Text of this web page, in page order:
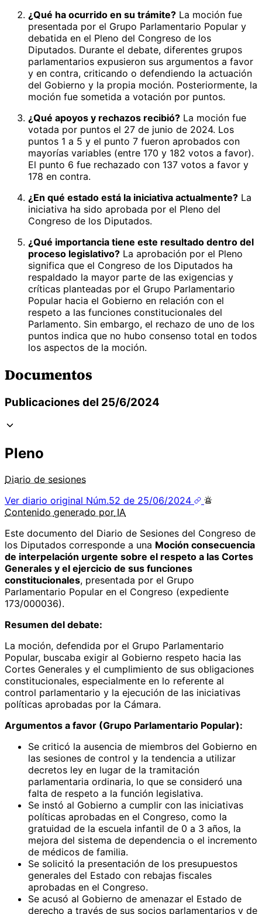
¿Qué ha ocurrido en su trámite? La moción fue
presentada por el Grupo Parlamentario Popular y
debatida en el Pleno del Congreso de los
Diputados. Durante el debate, diferentes grupos
parlamentarios expusieron sus argumentos a favor
y en contra, criticando o defendiendo la actuación
del Gobierno y la propia moción. Posteriormente, la
moción fue sometida a votación por puntos.
¿Qué apoyos y rechazos recibió? La moción fue
votada por puntos el 27 de junio de 2024. Los
puntos 1 a 5 y el punto 7 fueron aprobados con
mayorías variables (entre 170 y 182 votos a favor).
El punto 6 fue rechazado con 137 votos a favor y
178 en contra.
¿En qué estado está la iniciativa actualmente? La
iniciativa ha sido aprobada por el Pleno del
Congreso de los Diputados.
¿Qué importancia tiene este resultado dentro del
proceso legislativo? La aprobación por el Pleno
significa que el Congreso de los Diputados ha
respaldado la mayor parte de las exigencias y
críticas planteadas por el Grupo Parlamentario
Popular hacia el Gobierno en relación con el
respeto a las funciones constitucionales del
Parlamento. Sin embargo, el rechazo de uno de los
puntos indica que no hubo consenso total en todos
los aspectos de la moción.
Documentos
Publicaciones del 25/6/2024
Pleno
Diario de sesiones
Ver diario original Núm.52 de 25/06/2024
Contenido generado por IA
Este documento del Diario de Sesiones del Congreso de
los Diputados corresponde a una Moción consecuencia
de interpelación urgente sobre el respeto a las Cortes
Generales y el ejercicio de sus funciones
constitucionales, presentada por el Grupo
Parlamentario Popular en el Congreso (expediente
173/000036).
Resumen del debate:
La moción, defendida por el Grupo Parlamentario
Popular, buscaba exigir al Gobierno respeto hacia las
Cortes Generales y el cumplimiento de sus obligaciones
constitucionales, especialmente en lo referente al
control parlamentario y la ejecución de las iniciativas
políticas aprobadas por la Cámara.
Argumentos a favor (Grupo Parlamentario Popular):
Se criticó la ausencia de miembros del Gobierno en
las sesiones de control y la tendencia a utilizar
decretos ley en lugar de la tramitación
parlamentaria ordinaria, lo que se consideró una
falta de respeto a la función legislativa.
Se instó al Gobierno a cumplir con las iniciativas
políticas aprobadas en el Congreso, como la
gratuidad de la escuela infantil de 0 a 3 años, la
mejora del sistema de dependencia o el incremento
de médicos de familia.
Se solicitó la presentación de los presupuestos
generales del Estado con rebajas fiscales
aprobadas en el Congreso.
Se acusó al Gobierno de amenazar el Estado de
derecho a través de sus socios parlamentarios y de